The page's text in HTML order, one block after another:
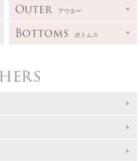
Outer アウター
Bottoms ボトムス